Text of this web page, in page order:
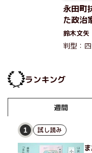
永田町
た政治
鈴木文矢
判型：
ランキング
週間
1 試し読み